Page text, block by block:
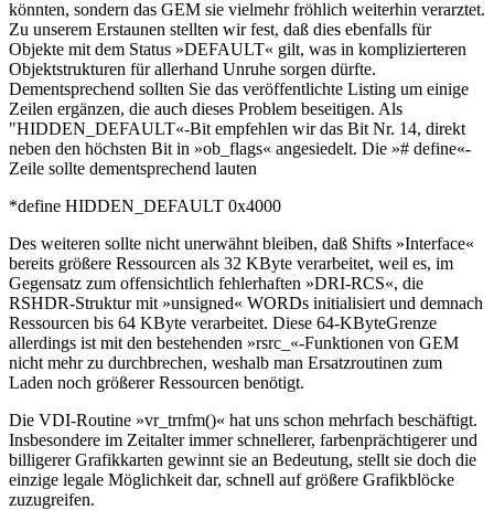
könnten, sondern das GEM sie vielmehr fröhlich weiterhin verarztet.
Zu unserem Erstaunen stellten wir fest, daß dies ebenfalls für
Objekte mit dem Status »DEFAULT« gilt, was in komplizierteren
Objektstrukturen für allerhand Unruhe sorgen dürfte.
Dementsprechend sollten Sie das veröffentlichte Listing um einige
Zeilen ergänzen, die auch dieses Problem beseitigen. Als
"HIDDEN_DEFAULT«-Bit empfehlen wir das Bit Nr. 14, direkt
neben den höchsten Bit in »ob_flags« angesiedelt. Die »# define«-
Zeile sollte dementsprechend lauten
*define HIDDEN_DEFAULT 0x4000
Des weiteren sollte nicht unerwähnt bleiben, daß Shifts »Interface«
bereits größere Ressourcen als 32 KByte verarbeitet, weil es, im
Gegensatz zum offensichtlich fehlerhaften »DRI-RCS«, die
RSHDR-Struktur mit »unsigned« WORDs initialisiert und demnach
Ressourcen bis 64 KByte verarbeitet. Diese 64-KByteGrenze
allerdings ist mit den bestehenden »rsrc_«-Funktionen von GEM
nicht mehr zu durchbrechen, weshalb man Ersatzroutinen zum
Laden noch größerer Ressourcen benötigt.
Die VDI-Routine »vr_trnfm()« hat uns schon mehrfach beschäftigt.
Insbesondere im Zeitalter immer schnellerer, farbenprächtigerer und
billigerer Grafikkarten gewinnt sie an Bedeutung, stellt sie doch die
einzige legale Möglichkeit dar, schnell auf größere Grafikblöcke
zuzugreifen.